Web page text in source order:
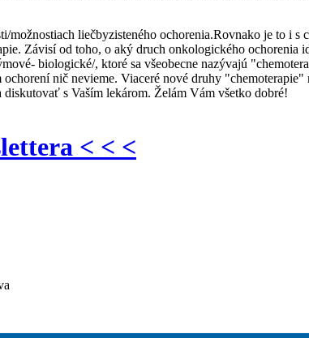
liečbyzisteného ochorenia.Rovnako je to i
Závisí od toho, o aký druch onkologického
biologické/, ktoré sa všeobecne nazývajú
nič nevieme. Viaceré nové druhy "chemoterapie"
s Vaším lekárom. Želám Vám všetko dobré!
< < <